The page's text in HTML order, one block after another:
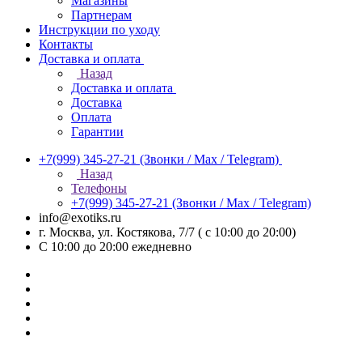
Партнерам
Инструкции по уходу
Контакты
Доставка и оплата
Назад
Доставка и оплата
Доставка
Оплата
Гарантии
+7(999) 345-27-21 (Звонки / Max / Telegram)
Назад
Телефоны
+7(999) 345-27-21 (Звонки / Max / Telegram)
info@exotiks.ru
г. Москва, ул. Костякова, 7/7 ( с 10:00 до 20:00)
С 10:00 до 20:00 ежедневно